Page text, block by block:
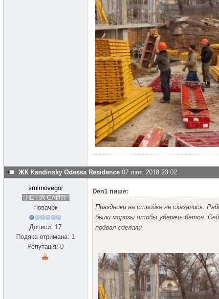
ЖК Kandinsky Odessa Residence 07 лют. 2018 23:02
smirnovegor
НЕ НА САЙТІ
Новачок
Дописи: 17
Подяка отримана: 1
Репутація: 0
Den1 пише:
Праздники на стройке не сказались.
были морозы чтобы уберечь бетон.
подвал сделали